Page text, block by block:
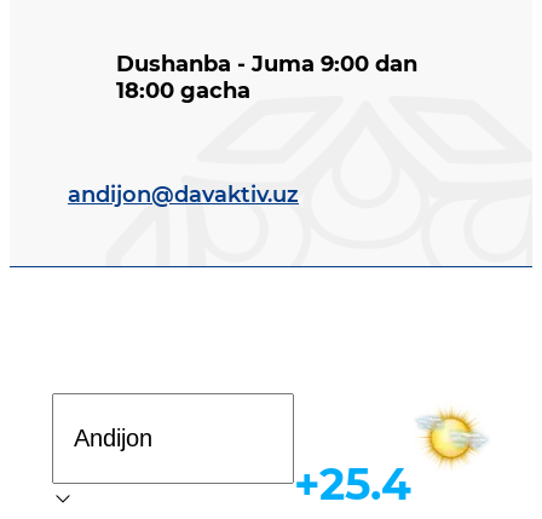
Dushanba - Juma 9:00 dan
18:00 gacha
andijon@davaktiv.uz
Ob-havo
+25.4